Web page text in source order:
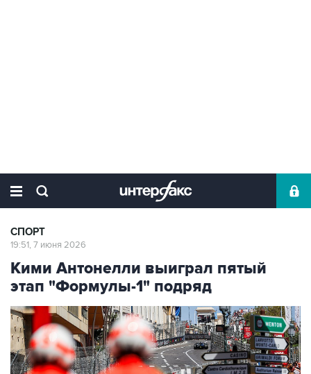
СПОРТ
19:51, 7 июня 2026
Кими Антонелли выиграл пятый
этап "Формулы-1" подряд